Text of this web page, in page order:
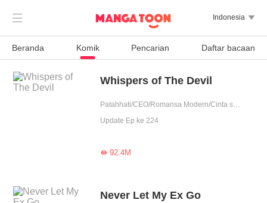
 Indonesia 
Beranda Komik Pencarian Daftar bacaan
Whispers of The Devil
Patahhati/CEO/Romansa Modern/Cinta setelah menikah
Update Ep ke 224
92.4M
Never Let My Ex Go